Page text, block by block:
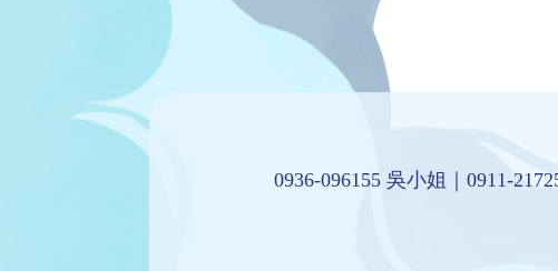
0936-096155 吳小姐｜ 0911-